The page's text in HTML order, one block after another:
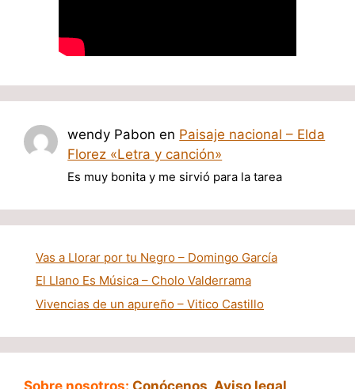
wendy Pabon en Paisaje nacional – Elda
Florez «Letra y canción»
Es muy bonita y me sirvió para la tarea
Vas a Llorar por tu Negro – Domingo García
El Llano Es Música – Cholo Valderrama
Vivencias de un apureño – Vitico Castillo
Sobre nosotros: Conócenos Aviso legal